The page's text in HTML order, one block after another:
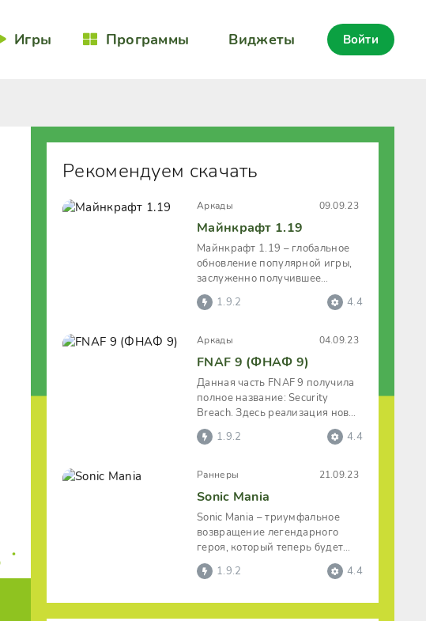
Игры Программы Виджеты Войти
Рекомендуем скачать
Аркады 09.09.23
Майнкрафт 1.19
Майнкрафт 1.19 – глобальное
обновление популярной игры,
заслуженно получившее
название «Дикого обновления».
Новая1.9.2 4.4
Аркады 04.09.23
FNAF 9 (ФНАФ 9)
Данная часть FNAF 9 получила
полное название: Security
Breach. Здесь реализация новых
локаций будет осуществляться в
1.9.2 4.4
Раннеры 21.09.23
Sonic Mania
Sonic Mania – триумфальное
возвращение легендарного
героя, который теперь будет
развивать головокружительную
скорость и
1.9.2 4.4